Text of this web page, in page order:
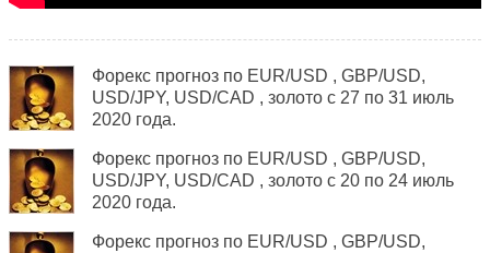
Форекс прогноз по EUR/USD , GBP/USD,
USD/JPY, USD/САD , золото с 27 по 31 июль
2020 года.
Форекс прогноз по EUR/USD , GBP/USD,
USD/JPY, USD/САD , золото с 20 по 24 июль
2020 года.
Форекс прогноз по EUR/USD , GBP/USD,